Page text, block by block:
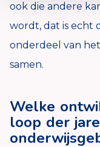
ook die andere
wordt, dat is echt
onderdeel van
samen.
Welke
loop der